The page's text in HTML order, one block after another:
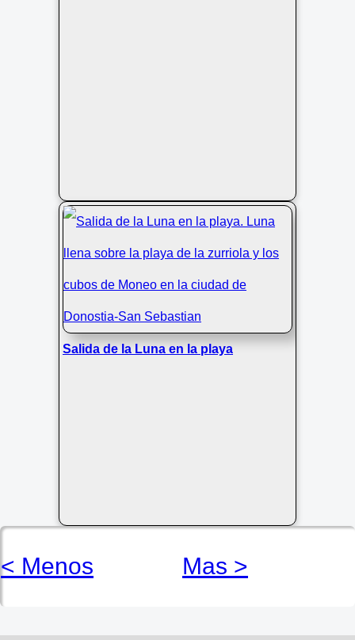
Salida de la Luna en la playa
< Menos Mas >